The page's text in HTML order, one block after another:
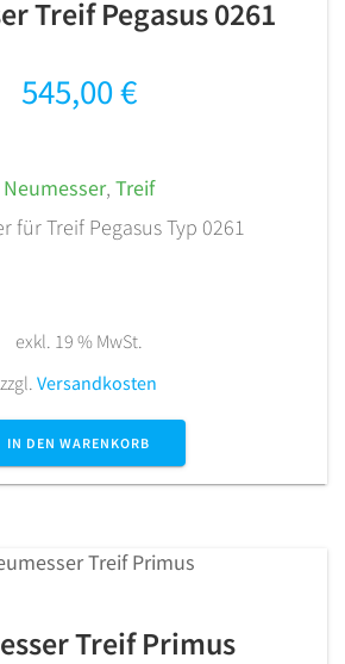
Treif Pegasus 0261
545,00€
Neumesser, Treif
für Treif Pegasus Typ 0261
exkl. 19 % MwSt.
zzgl. Versandkosten
IN DEN WARENKORB
Treif Primus